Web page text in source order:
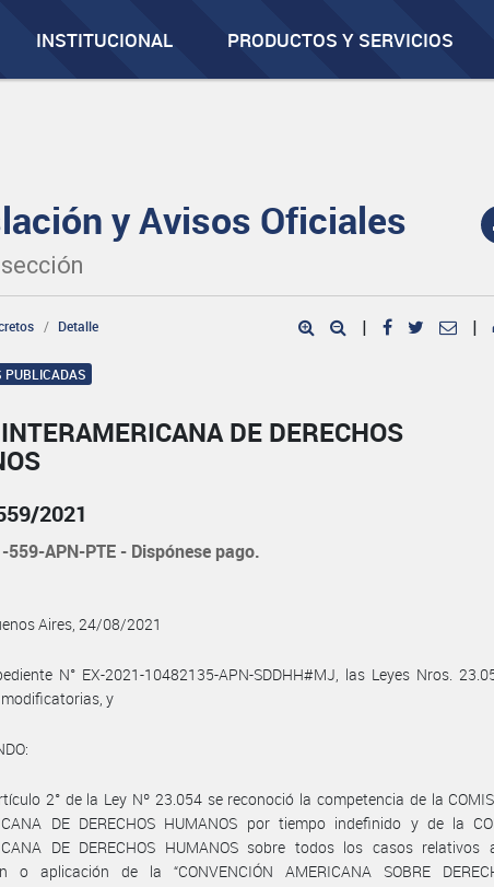
INSTITUCIONAL PRODUCTOS Y SERVICIOS
y Avisos Oficiales
Detalle | |
PUBLICADAS
DE DERECHOS
2021
559-APN-PTE - Dispónese pago.
Aires, 24/08/2021
N° EX-2021-10482135-APN-SDDHH#MJ, las Leyes Nros.
y
2° de la Ley Nº 23.054 se reconoció la competencia de la
DE DERECHOS HUMANOS por tiempo indefinido y de la
DE DERECHOS HUMANOS sobre todos los casos relativos
o aplicación de la “CONVENCIÓN AMERICANA SOBRE